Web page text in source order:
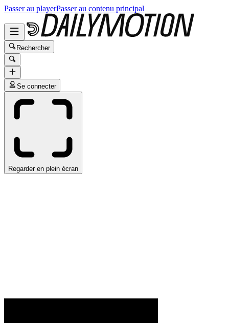
Passer au playerPasser au contenu principal
Rechercher
Se connecter
Regarder en plein écran